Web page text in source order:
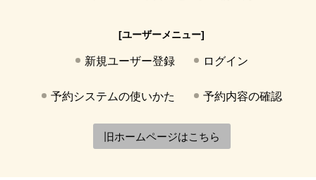
[ユーザーメニュー]
新規ユーザー登録 ログイン
予約システムの使いかた 予約内容の確認
旧ホームページはこちら